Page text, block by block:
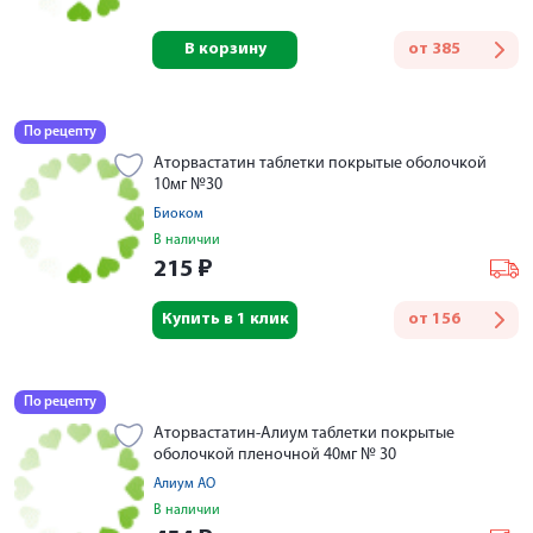
от 385
В корзину
По рецепту
Аторвастатин таблетки покрытые оболочкой
10мг №30
Биоком
В наличии
215 ₽
от 156
Купить в 1 клик
По рецепту
Аторвастатин-Алиум таблетки покрытые
оболочкой пленочной 40мг № 30
Алиум АО
В наличии